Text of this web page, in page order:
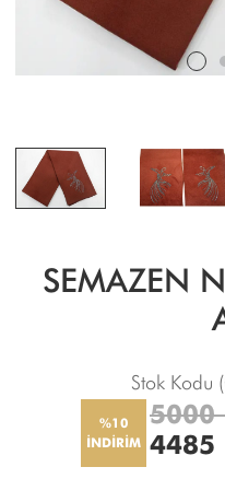
SEMAZEN
Stok Kodu
%10
İNDİRİM
5000
4485